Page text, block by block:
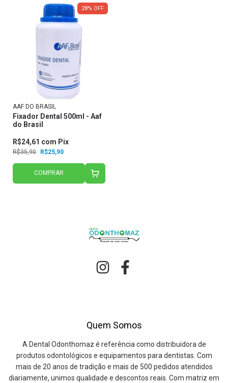
28% OFF
AAF DO BRASIL
Fixador Dental 500ml - Aaf
do Brasil
R$35,90 R$25,90
R$24,61 com Pix
COMPRAR
Quem Somos
A Dental Odonthomaz é referência como distribuidora de
produtos odontológicos e equipamentos para dentistas. Com
mais de 20 anos de tradição e mais de 500 pedidos atendidos
diariamente, unimos qualidade e descontos reais. Com matriz em